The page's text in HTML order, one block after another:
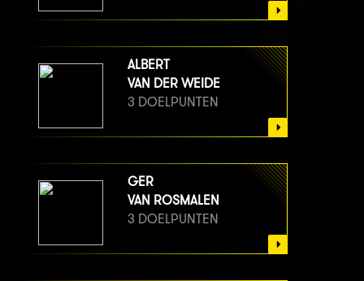
ALBERT
VAN DER WEIDE
3 DOELPUNTEN
GER
VAN ROSMALEN
3 DOELPUNTEN